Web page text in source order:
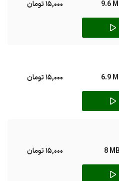
9.6 15,000 تومان
6.9 15,000 تومان
8 MB 15,000 تومان